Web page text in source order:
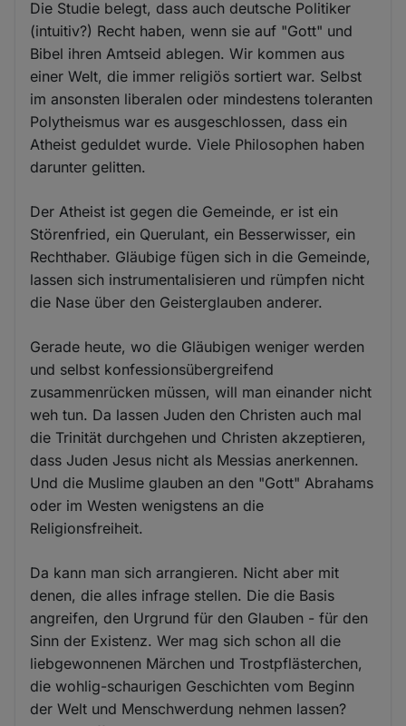
Die Studie belegt, dass auch deutsche Politiker
(intuitiv?) Recht haben, wenn sie auf "Gott" und
Bibel ihren Amtseid ablegen. Wir kommen aus
einer Welt, die immer religiös sortiert war. Selbst
im ansonsten liberalen oder mindestens toleranten
Polytheismus war es ausgeschlossen, dass ein
Atheist geduldet wurde. Viele Philosophen haben
darunter gelitten.
Der Atheist ist gegen die Gemeinde, er ist ein
Störenfried, ein Querulant, ein Besserwisser, ein
Rechthaber. Gläubige fügen sich in die Gemeinde,
lassen sich instrumentalisieren und rümpfen nicht
die Nase über den Geisterglauben anderer.
Gerade heute, wo die Gläubigen weniger werden
und selbst konfessionsübergreifend
zusammenrücken müssen, will man einander nicht
weh tun. Da lassen Juden den Christen auch mal
die Trinität durchgehen und Christen akzeptieren,
dass Juden Jesus nicht als Messias anerkennen.
Und die Muslime glauben an den "Gott" Abrahams
oder im Westen wenigstens an die
Religionsfreiheit.
Da kann man sich arrangieren. Nicht aber mit
denen, die alles infrage stellen. Die die Basis
angreifen, den Urgrund für den Glauben - für den
Sinn der Existenz. Wer mag sich schon all die
liebgewonnenen Märchen und Trostpflästerchen,
die wohlig-schaurigen Geschichten vom Beginn
der Welt und Menschwerdung nehmen lassen?